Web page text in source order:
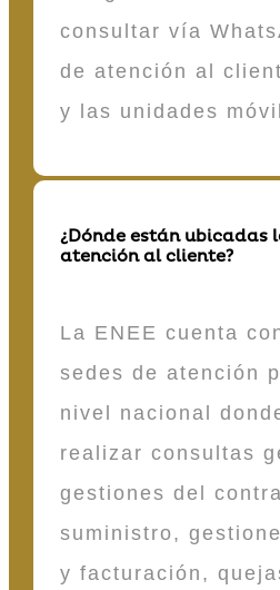
consultar vía
de atención al
y las unidades
¿Dónde están ubicadas
atención al cliente?
La ENEE cuenta
sedes de atención
nivel nacional
realizar consultas
gestiones del
suministro,
y facturación,